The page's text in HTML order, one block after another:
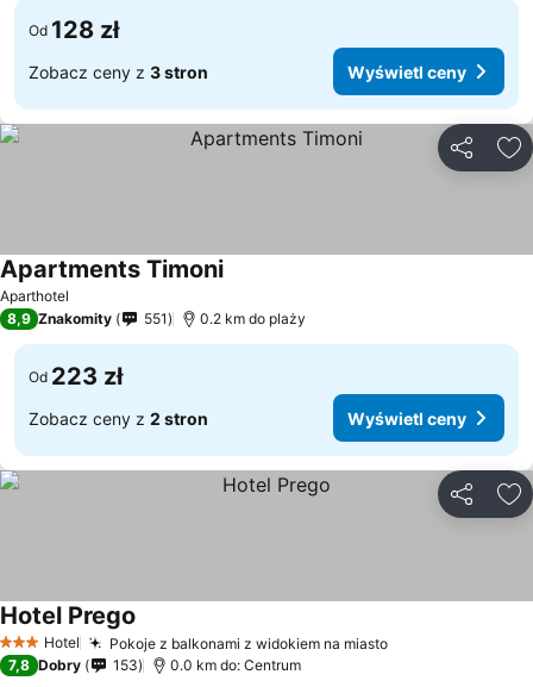
Od 128 zł
Zobacz ceny z 3 stron Wyświetl ceny
Aparthotel
Apartments Timoni
8,9 Znakomity 551 0.2 km do plaży
Od 223 zł
Zobacz ceny z 2 stron Wyświetl ceny
3 Kategoria
Hotel Pokoje z balkonami z widokiem na miasto
Hotel Prego
7,8 Dobry 153 0.0 km do: Centrum